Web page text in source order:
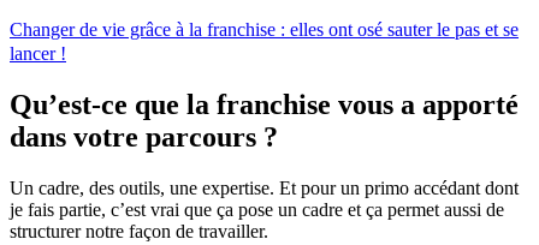
Changer de vie grâce à la franchise : elles ont osé sauter le pas et se
lancer !
Qu’est-ce que la franchise vous a apporté
dans votre parcours ?
Un cadre, des outils, une expertise. Et pour un primo accédant dont
je fais partie, c’est vrai que ça pose un cadre et ça permet aussi de
structurer notre façon de travailler.